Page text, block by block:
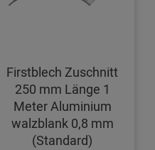
Firstblech Zuschnitt
250 mm Länge 1
Meter Aluminium
walzblank 0,8 mm
(Standard)